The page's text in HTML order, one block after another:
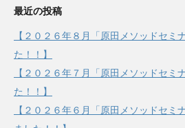
最近の投稿
【２０２６年８月「原田メソッドセミ
た！！】
【２０２６年７月「原田メソッドセミ
た！！】
【２０２６年６月「原田メソッドセミ